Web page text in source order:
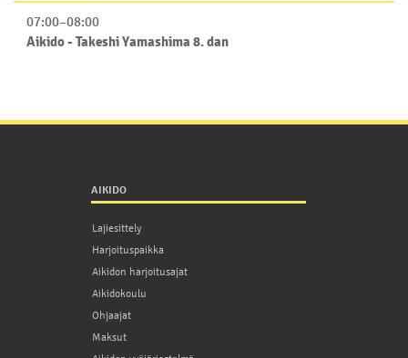
07:00–08:00
Aikido - Takeshi Yamashima 8. dan
AIKIDO
Lajiesittely
Harjoituspaikka
Aikidon harjoitusajat
Aikidokoulu
Ohjaajat
Maksut